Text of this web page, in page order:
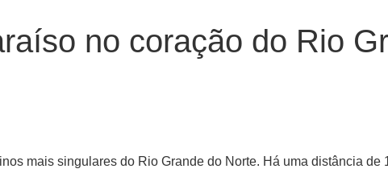
no coração do Rio
mais singulares do Rio Grande do Norte. Há uma distância de